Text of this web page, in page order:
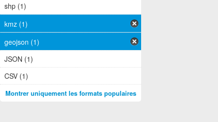
shp (1)
kmz (1)
geojson (1)
JSON (1)
CSV (1)
Montrer uniquement les formats populaires